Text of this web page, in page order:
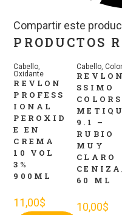
Compartir este
PRODUCTOS
Cabello,
Oxidante
REVLON
PROFESS
IONAL
PEROXID
E EN
CREMA
10 VOL
3%
900ML
11,00$
Cabello,Color
SSIMO
COLORS
9.1 –
RUBIO
MUY
CLARO
60 ML
10,00$